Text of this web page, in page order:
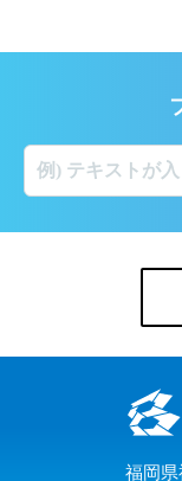
福岡県